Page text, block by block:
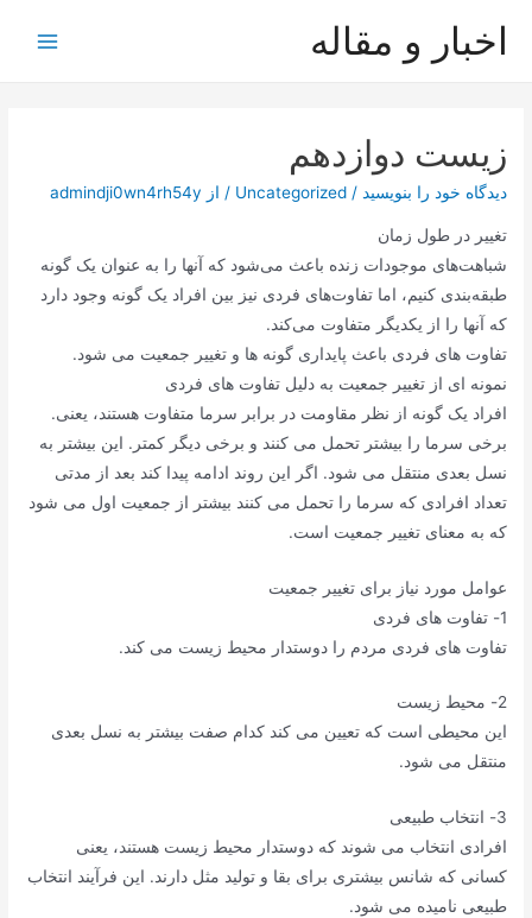
اخبار و مقاله
زیست دوازدهم
دیدگاه‌ خود را بنویسید /
Uncategorized / از admindji0wn4rh54y
تغییر در طول زمان
شباهت‌های موجودات زنده باعث می‌شود که آنها را به عنوان یک گونه
طبقه‌بندی کنیم، اما تفاوت‌های فردی نیز بین افراد یک گونه وجود دارد
که آنها را از یکدیگر متفاوت می‌کند.
تفاوت های فردی باعث پایداری گونه ها و تغییر جمعیت می شود.
نمونه ای از تغییر جمعیت به دلیل تفاوت های فردی
افراد یک گونه از نظر مقاومت در برابر سرما متفاوت هستند، یعنی.
برخی سرما را بیشتر تحمل می کنند و برخی دیگر کمتر. این بیشتر به
نسل بعدی منتقل می شود. اگر این روند ادامه پیدا کند بعد از مدتی
تعداد افرادی که سرما را تحمل می کنند بیشتر از جمعیت اول می شود
که به معنای تغییر جمعیت است.
عوامل مورد نیاز برای تغییر جمعیت
1- تفاوت های فردی
تفاوت های فردی مردم را دوستدار محیط زیست می کند.
2- محیط زیست
این محیطی است که تعیین می کند کدام صفت بیشتر به نسل بعدی
منتقل می شود.
3- انتخاب طبیعی
افرادی انتخاب می شوند که دوستدار محیط زیست هستند، یعنی
کسانی که شانس بیشتری برای بقا و تولید مثل دارند. این فرآیند انتخاب
طبیعی نامیده می شود.